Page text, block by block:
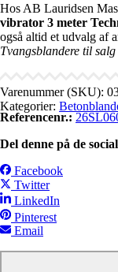
Hos AB Lauridsen
vibrator 3 meter
også altid et udvalg af
Tvangsblandere til salg
Varenummer (SKU):
Kategorier:
Referencenr.:
Del denne på de
Facebook
Twitter
LinkedIn
Pinterest
Email